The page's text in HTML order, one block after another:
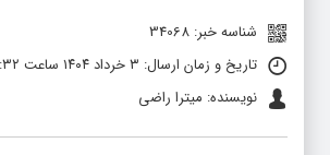
شناسه خبر: 34068
تاریخ و زمان ارسال: ۳ خرداد ۱۴۰۴ ساعت ۱۲:۳۲
نویسنده: میترا راضی